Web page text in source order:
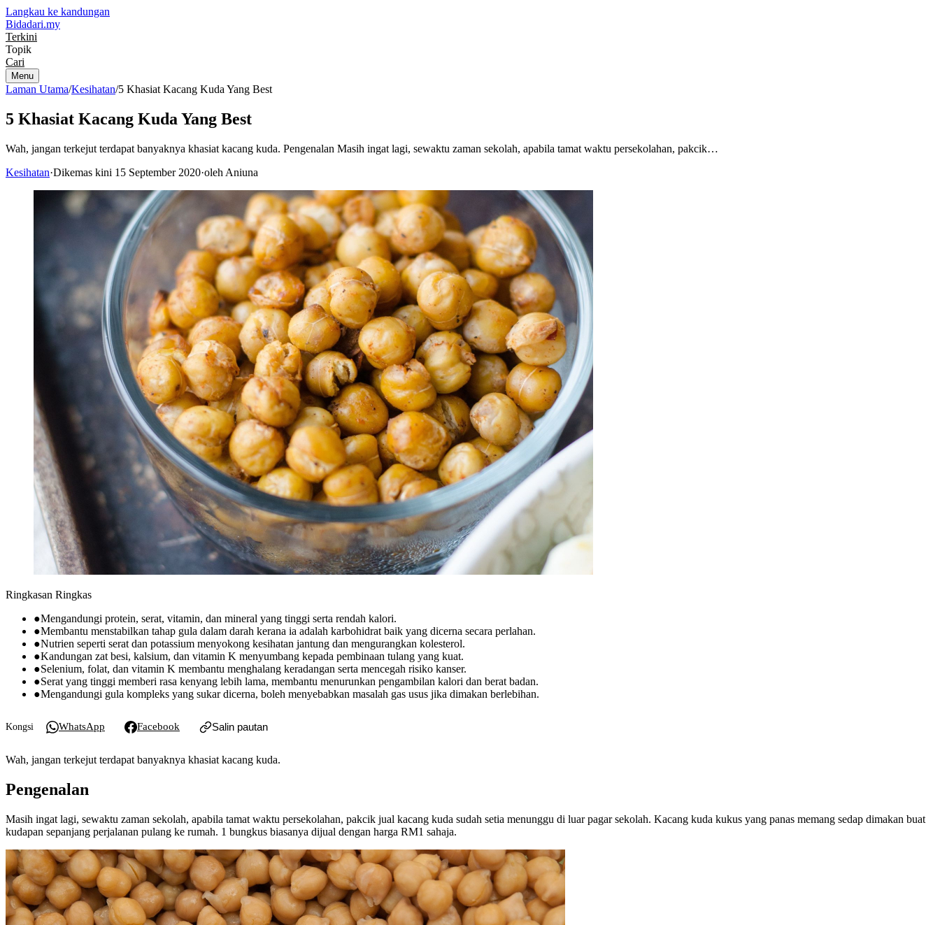
Langkau ke kandungan
Bidadari.my
Terkini
Topik
Cari
Menu
Laman Utama/Kesihatan/5 Khasiat Kacang Kuda Yang Best
5 Khasiat Kacang Kuda Yang Best
Wah, jangan terkejut terdapat banyaknya khasiat kacang kuda. Pengenalan Masih ingat lagi, sewaktu zaman sekolah, apabila tamat waktu persekolahan, pakcik…
Kesihatan·Dikemas kini 15 September 2020·oleh Aniuna
Ringkasan Ringkas
●Mengandungi protein, serat, vitamin, dan mineral yang tinggi serta rendah kalori.
●Membantu menstabilkan tahap gula dalam darah kerana ia adalah karbohidrat baik yang dicerna secara perlahan.
●Nutrien seperti serat dan potassium menyokong kesihatan jantung dan mengurangkan kolesterol.
●Kandungan zat besi, kalsium, dan vitamin K menyumbang kepada pembinaan tulang yang kuat.
●Selenium, folat, dan vitamin K membantu menghalang keradangan serta mencegah risiko kanser.
●Serat yang tinggi memberi rasa kenyang lebih lama, membantu menurunkan pengambilan kalori dan berat badan.
●Mengandungi gula kompleks yang sukar dicerna, boleh menyebabkan masalah gas usus jika dimakan berlebihan.
Kongsi WhatsApp Facebook Salin pautan
Wah, jangan terkejut terdapat banyaknya khasiat kacang kuda.
Pengenalan
Masih ingat lagi, sewaktu zaman sekolah, apabila tamat waktu persekolahan, pakcik jual kacang kuda sudah setia menunggu di luar pagar sekolah. Kacang kuda kukus yang panas memang sedap dimakan buat
kudapan sepanjang perjalanan pulang ke rumah. 1 bungkus biasanya dijual dengan harga RM1 sahaja.